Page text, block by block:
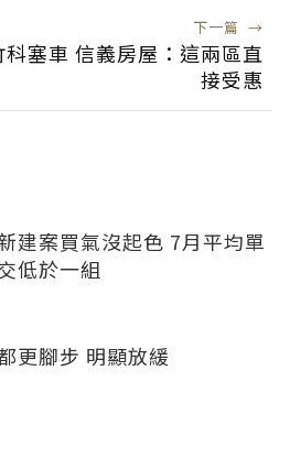
下一篇 →
塞車 信義房屋：這兩區直
接受惠
建案買氣沒起色 7月平均單
低於一組
更腳步 明顯放緩